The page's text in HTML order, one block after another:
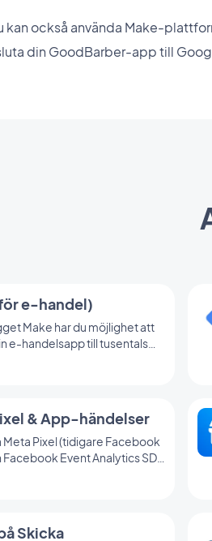
kan också använda Make-
din GoodBarber-app till
e-handel)
Make har du möjlighet att
e-handelsapp till tusentals
att skapa automatiseringar
här tillägget)
& App-händelser
Pixel (tidigare Facebook
Facebook Event Analytics SDK
beteende och optimera din
Skicka